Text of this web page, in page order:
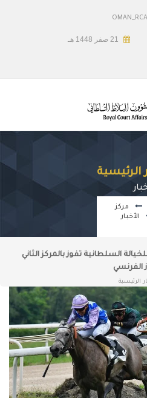
OMAN_RCA
21 صفر 1448 هـ
الرئيسية
مركز
الأخبار
السلطانية تفوز بالمركز الثاني
الفرنسي
الرئيسية